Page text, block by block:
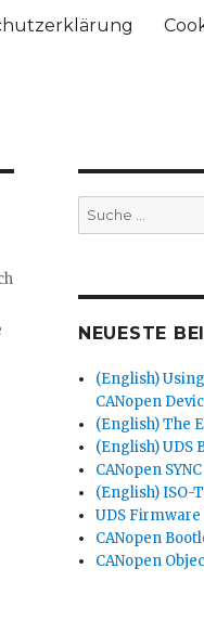
Suche
nach:
NEUESTE
(English)
CANopen
(English) The
(English) UDS
CANopen SYNC
(English) ISO-
UDS Firmware
CANopen
CANopen